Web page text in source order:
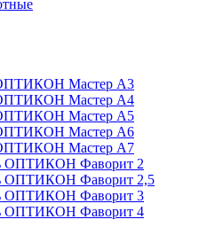
Мастер А3
Мастер А4
Мастер А5
Мастер А6
Мастер А7
ОПТИКОН Фаворит 2
ОПТИКОН Фаворит 2,5
ОПТИКОН Фаворит 3
ОПТИКОН Фаворит 4